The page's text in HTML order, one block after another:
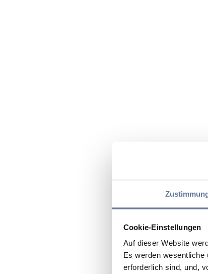
Cookie-Einstellungen
Auf dieser Website
Es werden wesentliche
erforderlich sind, und,